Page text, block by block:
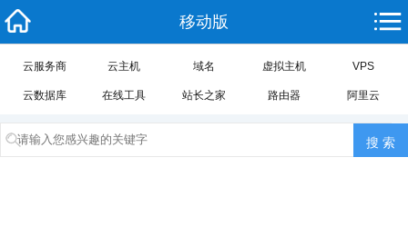
移动版
云服务商 云主机 域名 虚拟主机 VPS
云数据库 在线工具 站长之家 路由器 阿里云